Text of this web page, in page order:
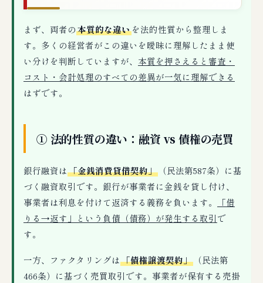
まず、両者の本質的な違いを法的性質から整理しま
す。多くの経営者がこの違いを曖昧に理解したまま使
い分けを判断していますが、 本質を押さえると審査・
コスト・会計処理のすべての差異が一気に理解できる
はずです。
① 法的性質の違い：融資 vs 債権の売買
銀行融資は「金銭消費貸借契約」 （民法第587条）に基
づく融資取引です。銀行が事業者に金銭を貸し付け、
事業者は利息を付けて返済する義務を負います。
「借
りる→返す」という負債（債務）が発生する取引で
す。
一方、ファクタリングは「債権譲渡契約」 （民法第
466条）に基づく売買取引です。事業者が保有する売掛